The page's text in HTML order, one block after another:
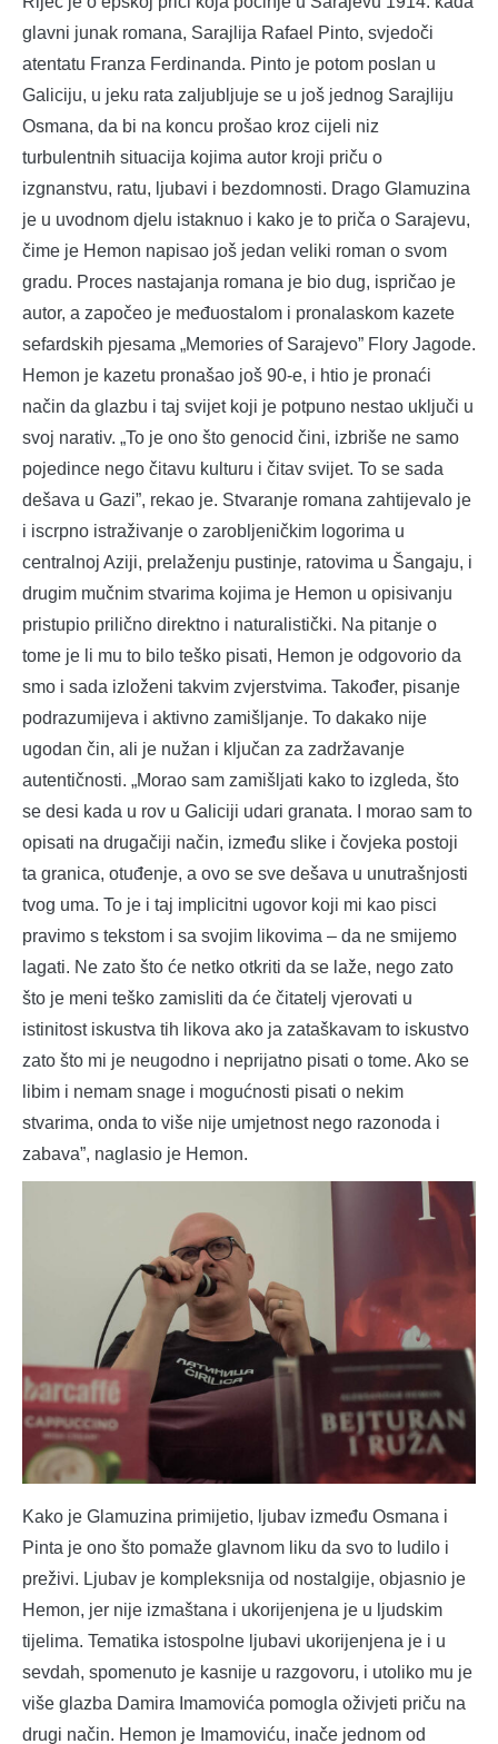
glavni junak romana, Sarajlija Rafael Pinto, svjedoči
atentatu Franza Ferdinanda. Pinto je potom poslan u
Galiciju, u jeku rata zaljubljuje se u još jednog Sarajliju
Osmana, da bi na koncu prošao kroz cijeli niz
turbulentnih situacija kojima autor kroji priču o
izgnanstvu, ratu, ljubavi i bezdomnosti. Drago Glamuzina
je u uvodnom djelu istaknuo i kako je to priča o Sarajevu,
čime je Hemon napisao još jedan veliki roman o svom
gradu. Proces nastajanja romana je bio dug, ispričao je
autor, a započeo je međuostalom i pronalaskom kazete
sefardskih pjesama „Memories of Sarajevo” Flory Jagode.
Hemon je kazetu pronašao još 90-e, i htio je pronaći
način da glazbu i taj svijet koji je potpuno nestao uključi u
svoj narativ. „To je ono što genocid čini, izbriše ne samo
pojedince nego čitavu kulturu i čitav svijet. To se sada
dešava u Gazi”, rekao je. Stvaranje romana zahtijevalo je
i iscrpno istraživanje o zarobljeničkim logorima u
centralnoj Aziji, prelaženju pustinje, ratovima u Šangaju, i
drugim mučnim stvarima kojima je Hemon u opisivanju
pristupio prilično direktno i naturalistički. Na pitanje o
tome je li mu to bilo teško pisati, Hemon je odgovorio da
smo i sada izloženi takvim zvjerstvima. Također, pisanje
podrazumijeva i aktivno zamišljanje. To dakako nije
ugodan čin, ali je nužan i ključan za zadržavanje
autentičnosti. „Morao sam zamišljati kako to izgleda, što
se desi kada u rov u Galiciji udari granata. I morao sam to
opisati na drugačiji način, između slike i čovjeka postoji
ta granica, otuđenje, a ovo se sve dešava u unutrašnjosti
tvog uma. To je i taj implicitni ugovor koji mi kao pisci
pravimo s tekstom i sa svojim likovima – da ne smijemo
lagati. Ne zato što će netko otkriti da se laže, nego zato
što je meni teško zamisliti da će čitatelj vjerovati u
istinitost iskustva tih likova ako ja zataškavam to iskustvo
zato što mi je neugodno i neprijatno pisati o tome. Ako se
libim i nemam snage i mogućnosti pisati o nekim
stvarima, onda to više nije umjetnost nego razonoda i
zabava”, naglasio je Hemon.
Kako je Glamuzina primijetio, ljubav između Osmana i
Pinta je ono što pomaže glavnom liku da svo to ludilo i
preživi. Ljubav je kompleksnija od nostalgije, objasnio je
Hemon, jer nije izmaštana i ukorijenjena je u ljudskim
tijelima. Tematika istospolne ljubavi ukorijenjena je i u
sevdah, spomenuto je kasnije u razgovoru, i utoliko mu je
više glazba Damira Imamovića pomogla oživjeti priču na
drugi način. Hemon je Imamoviću, inače jednom od